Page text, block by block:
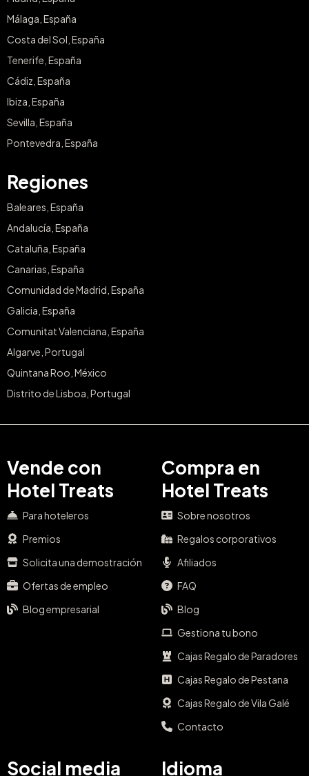
Málaga, España
Costa del Sol, España
Tenerife, España
Cádiz, España
Ibiza, España
Sevilla, España
Pontevedra, España
Regiones
Baleares, España
Andalucía, España
Cataluña, España
Canarias, España
Comunidad de Madrid, España
Galicia, España
Comunitat Valenciana, España
Algarve, Portugal
Quintana Roo, México
Distrito de Lisboa, Portugal
Vende con
Hotel Treats
Para hoteleros
Premios
Solicita una demostración
Ofertas de empleo
Blog empresarial
Compra en
Hotel Treats
Sobre nosotros
Regalos corporativos
Afiliados
FAQ
Blog
Gestiona tu bono
Cajas Regalo de Paradores
Cajas Regalo de Pestana
Cajas Regalo de Vila Galé
Contacto
Social media Idioma